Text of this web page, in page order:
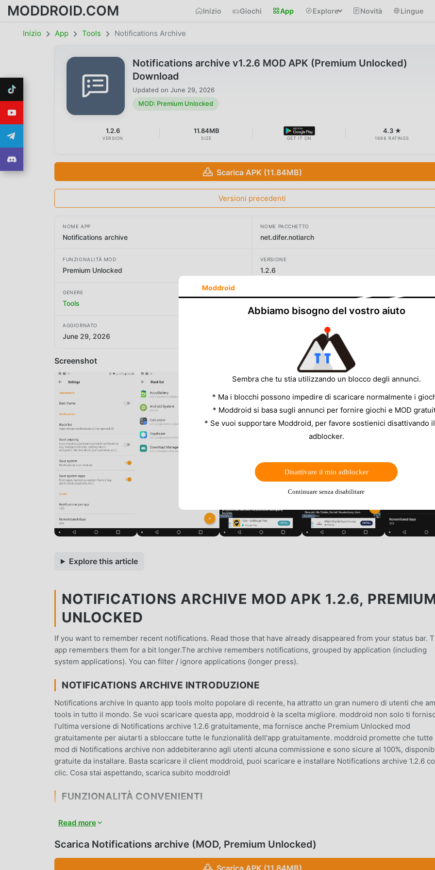
MODDROID.COM Inizio Giochi App Explore Novità Lingue
Inizio App Tools Notifications Archive
Notifications archive v1.2.6 MOD APK (Premium Unlocked)
Download
Updated on June 29, 2026
MOD: Premium Unlocked
1.2.6
VERSION
11.84MB
SIZE GET IT ON
4.3 ★
1698 RATINGS
Scarica APK (11.84MB)
Versioni precedenti
NOME APP
Notifications archive
NOME PACCHETTO
net.difer.notiarch
FUNZIONALITÀ MOD
Premium Unlocked
VERSIONE
1.2.6
GENERE
Tools
AGGIORNATO
June 29, 2026
Screenshot
Explore this article
NOTIFICATIONS ARCHIVE MOD APK 1.2.6,
UNLOCKED
If you want to remember recent notifications. Read those that have already disappeared from your status bar.
app remembers them for a bit longer.The archive remembers notifications, grouped by application (including
system applications). You can filter / ignore applications (longer press).
NOTIFICATIONS ARCHIVE INTRODUZIONE
Notifications archive In quanto app tools molto popolare di recente, ha attratto un gran numero di utenti che
tools in tutto il mondo. Se vuoi scaricare questa app, moddroid è la scelta migliore. moddroid non solo ti
l'ultima versione di Notifications archive 1.2.6 gratuitamente, ma fornisce anche Premium Unlocked mod
gratuitamente per aiutarti a sbloccare tutte le funzionalità dell'app gratuitamente. moddroid promette che tutte
mod di Notifications archive non addebiteranno agli utenti alcuna commissione e sono sicure al 100%,
gratuite da installare. Basta scaricare il client moddroid, puoi scaricare e installare Notifications archive 1.2.6
clic. Cosa stai aspettando, scarica subito moddroid!
FUNZIONALITÀ CONVENIENTI
numero di utenti. Rispetto alle tradizionali applicazioni tools, Notifications archive offre un'esperienza più ricca e
funzioni più potenti. Devi solo scaricare e installare Notifications archive 1.2.6, puoi facilmente provare tutte le
funzioni ed è completamente gratuito! Inoltre, moddroid supporta anche l'applicazione tools per consentire ai
di scambiarsi esperienze, condividere la felicità che incontrano nell'applicazione, cosa stai aspettando, vieni a
Read more
Scarica Notifications archive (MOD, Premium Unlocked)
Scarica APK (11.84MB)
Moddroid
Abbiamo bisogno del vostro aiuto
Sembra che tu stia utilizzando un blocco degli annunci.
* Ma i blocchi possono impedire di scaricare normalmente i
* Moddroid si basa sugli annunci per fornire giochi e MOD
* Se vuoi supportare Moddroid, per favore sostienici disattivando
adblocker.
Disattivare il mio adblocker
Continuare senza disabilitare